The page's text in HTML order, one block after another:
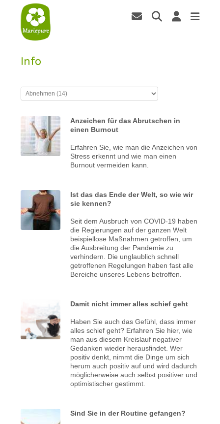
Info
Anzeichen für das Abrutschen in
einen Burnout
Erfahren Sie, wie man die Anzeichen von
Stress erkennt und wie man einen
Burnout vermeiden kann.
Ist das das Ende der Welt, so wie wir
sie kennen?
Seit dem Ausbruch von COVID-19 haben
die Regierungen auf der ganzen Welt
beispiellose Maßnahmen getroffen, um
die Ausbreitung der Pandemie zu
verhindern. Die unglaublich schnell
getroffenen Regelungen haben fast alle
Bereiche unseres Lebens betroffen.
Damit nicht immer alles schief geht
Haben Sie auch das Gefühl, dass immer
alles schief geht? Erfahren Sie hier, wie
man aus diesem Kreislauf negativer
Gedanken wieder herausfindet. Wer
positiv denkt, nimmt die Dinge um sich
herum auch positiv auf und wird dadurch
möglicherweise auch selbst positiver und
optimistischer gestimmt.
Sind Sie in der Routine gefangen?